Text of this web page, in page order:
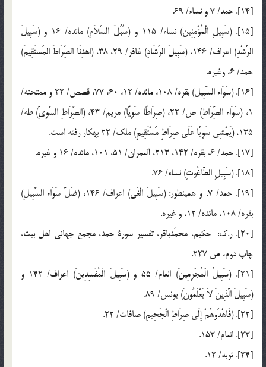
[14]. حمد/ 7 و نساء/ 69.
[15]. (سَبِيلِ الْمُؤْمِنِين) نساء/ 115 و (سُبُلَ السَّلاَمِ) مائده/ 16 و (سَبِيلَ
الرُّشْدِ) اعراف/ 146، (سَبِيلَ الرَّشَادِ) غافر/ 29، 38، (اهدِنَا الصِّرَاطَ المُستَقِيمَ)
حمد/ 6، وغيره.
[16]. (سَوَاء السَّبِيل) بقره/ 108، مائده/ 12، 60، 77، قصص/ 22 و ممتحنه/
1، (سَوَاء الصِّرَاطِ) ص/ 22، (صِرَاطًا سَوِيًّا) مريم/ 43، (الصِّرَاطِ السَّوِيِّ) طه/
135، (يَمْشِي سَوِيًّا عَلَي صِرَاطٍ مُّسْتَقِيمٍ) ملك/ 22 به‏كار رفته است.
[17]. حمد/ 6، بقره/ 142، 213، آل‏عمران/ 51، 101، مائده/ 16 و غيره.
[18]. (سَبِيلِ الطَّاغُوتِ) نساء/ 76.
[19]. حمد/ 7. و همينطور: (سَبِيلَ الْغَي) اعراف/ 146، (ضَلَّ سَوَاء السَّبِيلِ)
بقره/ 108، مائده/ 12، و غيره.
[20]. ر.ك: ‏ حكيم، محمّد‏باقر‏، تفسير سورة حمد، مجمع جهاني اهل بيت،
چاپ دوم، ص 227.
[21]. (سَبِيلُ الْمُجْرِمِينَ) انعام/ 55 و (سَبِيلَ الْمُفْسِدِينَ) اعراف/ 142 و
(سَبِيلَ الَّذِينَ لاَ يَعْلَمُونَ) يونس/ 89.
[22]. (فَاهْدُوهُمْ إِلَي صِرَاطِ الْجَحِيمِ) صافات/ 22.
[23]. انعام/ 153.
[24]. توبه/ 12.